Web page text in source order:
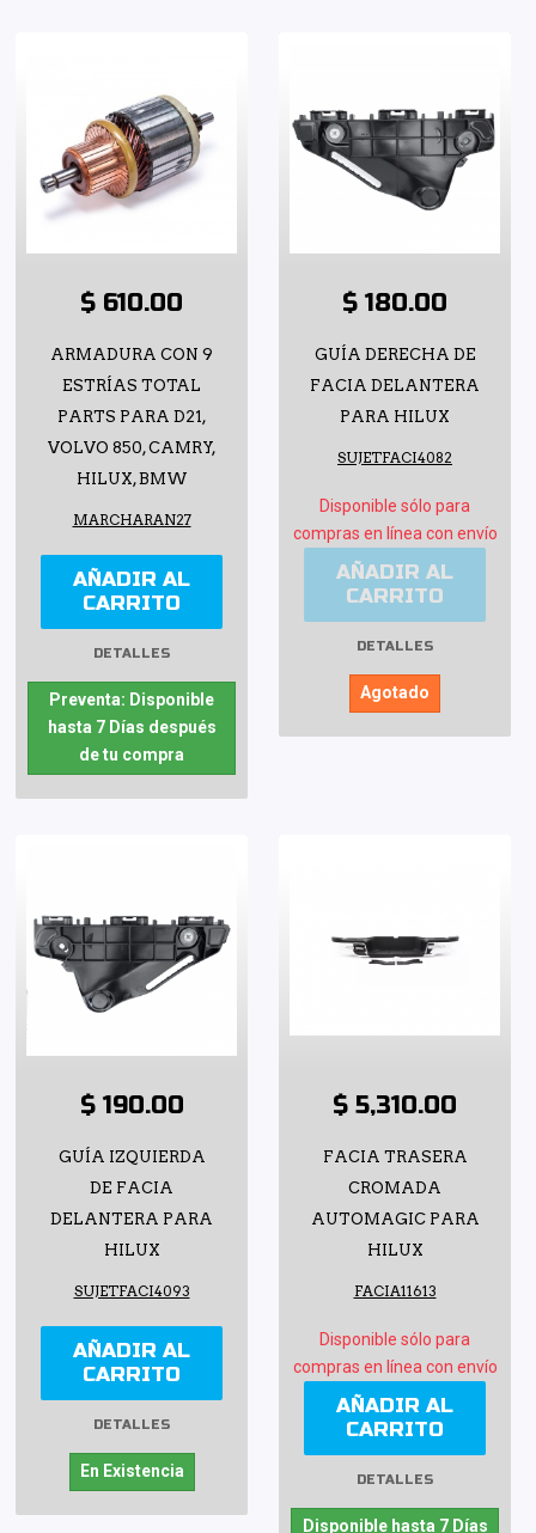
$ 610.00
ARMADURA CON 9
ESTRÍAS TOTAL
PARTS PARA D21,
VOLVO 850, CAMRY,
HILUX, BMW
MARCHARAN27
AÑADIR AL
CARRITO
DETALLES
Preventa: Disponible
hasta 7 Días después
de tu compra
$ 180.00
GUÍA DERECHA DE
FACIA DELANTERA
PARA HILUX
SUJETFACI4082
Disponible sólo para
compras en línea con envío
AÑADIR AL
CARRITO
DETALLES
Agotado
$ 190.00
GUÍA IZQUIERDA
DE FACIA
DELANTERA PARA
HILUX
SUJETFACI4093
AÑADIR AL
CARRITO
DETALLES
En Existencia
$ 5,310.00
FACIA TRASERA
CROMADA
AUTOMAGIC PARA
HILUX
FACIA11613
Disponible sólo para
compras en línea con envío
AÑADIR AL
CARRITO
DETALLES
Disponible hasta 7 Días